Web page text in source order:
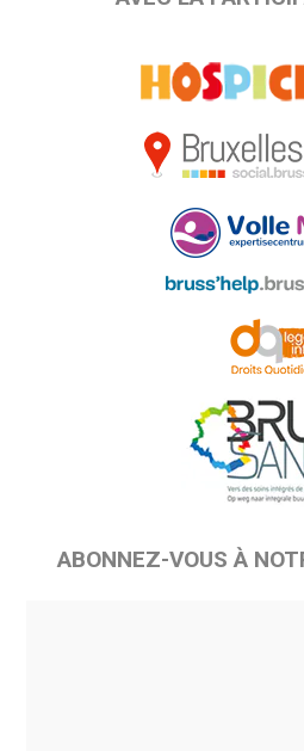
ABONNEZ-VOUS À